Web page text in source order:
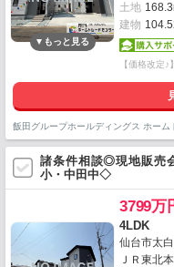
土地
建物
【価格改定
飯田グループホールディングス ホー
諸条件相談◎現地販売
小・中田中◇
3799万
4LDK
仙台市太
ＪＲ東北